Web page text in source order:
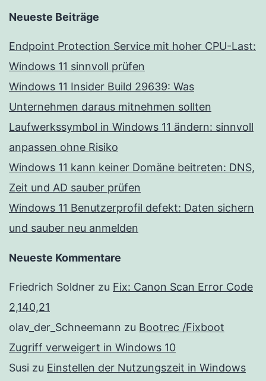
Neueste Beiträge
Endpoint Protection Service mit hoher CPU-Last:
Windows 11 sinnvoll prüfen
Windows 11 Insider Build 29639: Was
Unternehmen daraus mitnehmen sollten
Laufwerkssymbol in Windows 11 ändern: sinnvoll
anpassen ohne Risiko
Windows 11 kann keiner Domäne beitreten: DNS,
Zeit und AD sauber prüfen
Windows 11 Benutzerprofil defekt: Daten sichern
und sauber neu anmelden
Neueste Kommentare
Friedrich Soldner zu Fix: Canon Scan Error Code
2,140,21
olav_der_Schneemann zu Bootrec /Fixboot
Zugriff verweigert in Windows 10
Susi zu Einstellen der Nutzungszeit in Windows